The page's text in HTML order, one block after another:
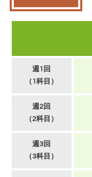
週1回
（1科目）
週2回
（2科目）
週3回
（3科目）